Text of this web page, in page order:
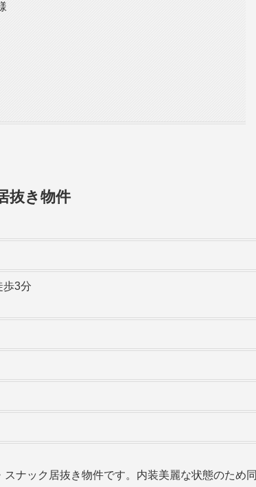
抜き物件
歩3分
ナック居抜き物件です。内装美麗な状態のため同